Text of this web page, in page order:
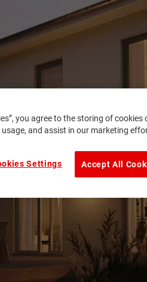
you agree to the storing of
and assist in our marketing
Accept All
Settings